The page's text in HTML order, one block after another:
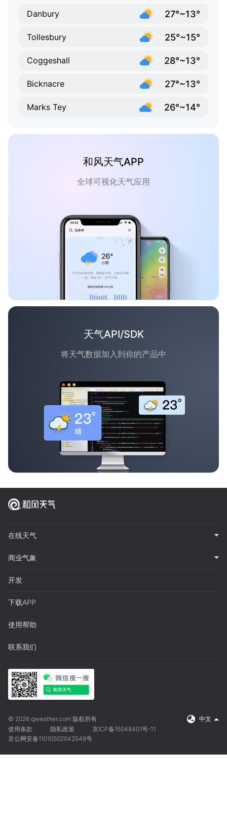
Danbury 27°~13°
Tollesbury 25°~15°
Coggeshall 28°~13°
Bicknacre 27°~13°
Marks Tey 26°~14°
和风天气APP
全球可视化天气应用
天气API/SDK
将天气数据加入到你的产品中
在线天气
商业气象
开发
下载APP
使用帮助
联系我们
© 2026 qweather.com 版权所有
中文
使用条款
隐私政策
京ICP备15048401号-11
京公网安备11010502042548号